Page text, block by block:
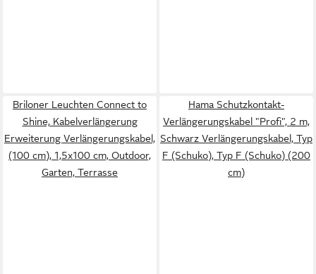
Briloner Leuchten Connect to
Shine, Kabelverlängerung
Erweiterung Verlängerungskabel,
(100 cm), 1,5x100 cm, Outdoor,
Garten, Terrasse
Hama Schutzkontakt-
Verlängerungskabel "Profi", 2 m,
Schwarz Verlängerungskabel, Typ
F (Schuko), Typ F (Schuko) (200
cm)